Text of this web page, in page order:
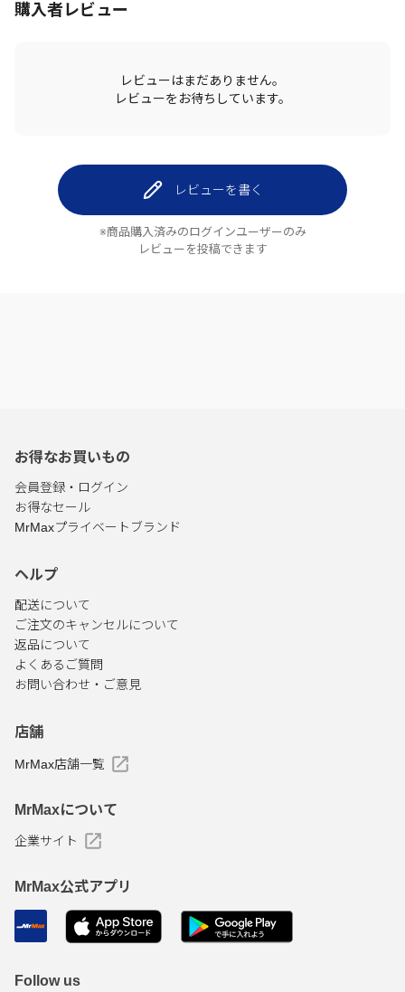
購入者レビュー
レビューはまだありません。
レビューをお待ちしています。
レビューを書く
※商品購入済みのログインユーザーのみ
レビューを投稿できます
お得なお買いもの
会員登録・ログイン
お得なセール
MrMaxプライベートブランド
ヘルプ
配送について
ご注文のキャンセルについて
返品について
よくあるご質問
お問い合わせ・ご意見
店舗
MrMax店舗一覧
MrMaxについて
企業サイト
MrMax公式アプリ
Follow us